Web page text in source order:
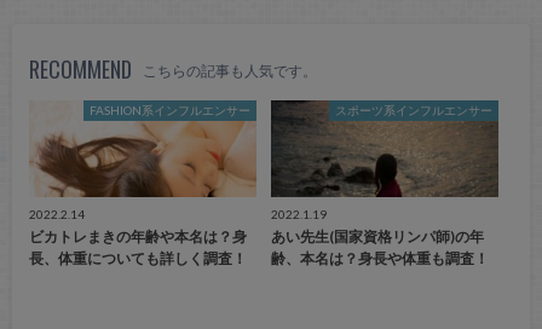
RECOMMEND こちらの記事も人気です。
FASHION系インフルエンサー
2022.2.14
ビカトレまきの年齢や本名は？身
長、体重についても詳しく調査！
スポーツ系インフルエンサー
2022.1.19
あい先生(国家資格リンパ師)の年
齢、本名は？身長や体重も調査！